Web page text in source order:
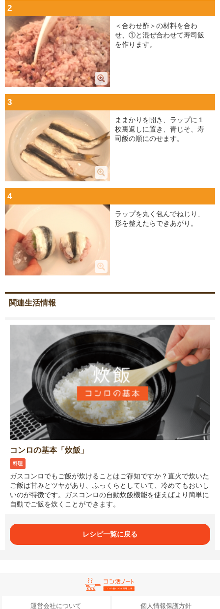
2
＜合わせ酢＞の材料を合わ
せ、①と混ぜ合わせて寿司飯
を作ります。
3
ままかりを開き、ラップに１
枚裏返しに置き、青じそ、寿
司飯の順にのせます。
4
ラップを丸く包んでねじり、
形を整えたらできあがり。
関連生活情報
コンロの基本「炊飯」
料理
ガスコンロでもご飯が炊けることはご存知ですか？直火で炊いた
ご飯は甘みとツヤがあり、ふっくらとしていて、冷めてもおいし
いのが特徴です。ガスコンロの自動炊飯機能を使えばより簡単に
自動でご飯を炊くことができます。
レシピ一覧に戻る
運営会社について 個人情報保護方針